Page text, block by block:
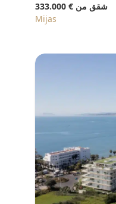
شقق من € 333.000
Mijas